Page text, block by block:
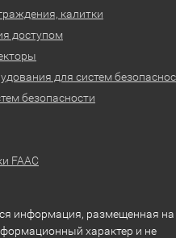
калитки
доступом
для систем
безопасности
FAAC
информация, размещенная на
характер и не